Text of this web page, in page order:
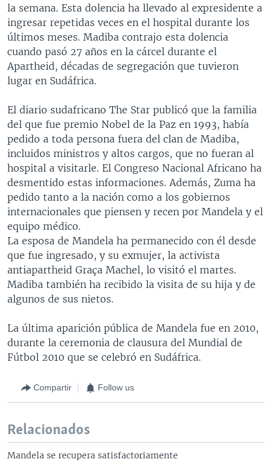
la semana. Esta dolencia ha llevado al expresidente a
ingresar repetidas veces en el hospital durante los
últimos meses. Madiba contrajo esta dolencia
cuando pasó 27 años en la cárcel durante el
Apartheid, décadas de segregación que tuvieron
lugar en Sudáfrica.
El diario sudafricano The Star publicó que la familia
del que fue premio Nobel de la Paz en 1993, había
pedido a toda persona fuera del clan de Madiba,
incluidos ministros y altos cargos, que no fueran al
hospital a visitarle. El Congreso Nacional Africano ha
desmentido estas informaciones. Además, Zuma ha
pedido tanto a la nación como a los gobiernos
internacionales que piensen y recen por Mandela y el
equipo médico.
La esposa de Mandela ha permanecido con él desde
que fue ingresado, y su exmujer, la activista
antiapartheid Graça Machel, lo visitó el martes.
Madiba también ha recibido la visita de su hija y de
algunos de sus nietos.
La última aparición pública de Mandela fue en 2010,
durante la ceremonia de clausura del Mundial de
Fútbol 2010 que se celebró en Sudáfrica.
Compartir Follow us
Relacionados
Mandela se recupera satisfactoriamente